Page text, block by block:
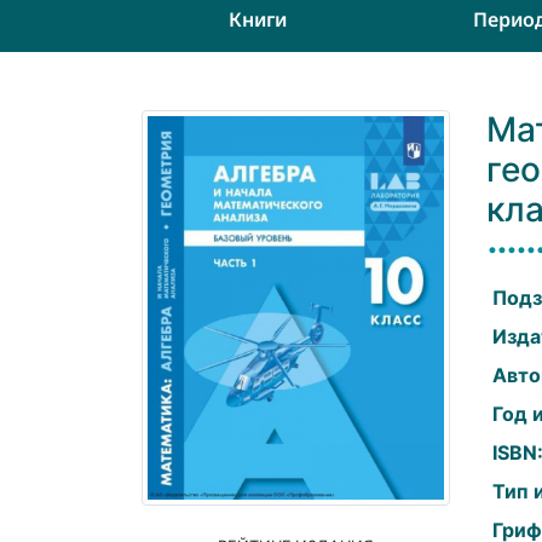
Книги
Год
ISBN:
Тип